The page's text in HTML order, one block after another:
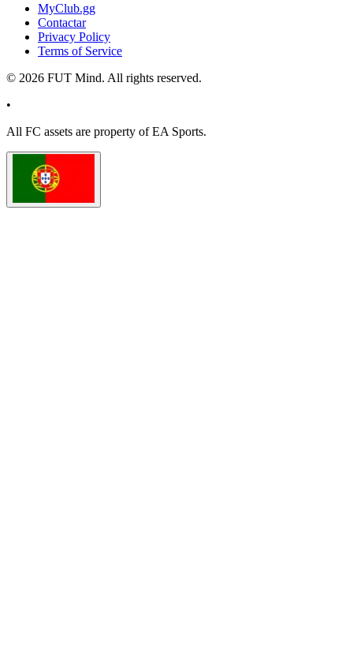
MyClub.gg
Contactar
Privacy Policy
Terms of Service
© 2026 FUT Mind. All rights reserved.
•
All FC assets are property of EA Sports.